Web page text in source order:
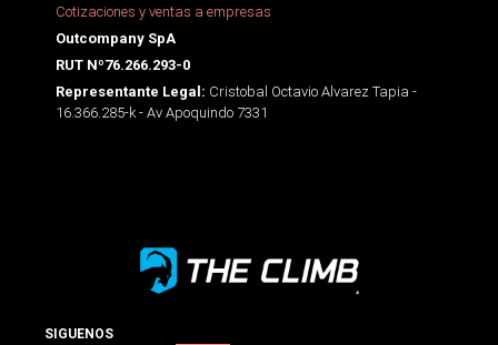
Cotizaciones y ventas a empresas
Outcompany SpA
RUT Nº76.266.293-0
Representante Legal: Cristobal Octavio Alvarez Tapia -
16.366.285-k - Av Apoquindo 7331
SIGUENOS